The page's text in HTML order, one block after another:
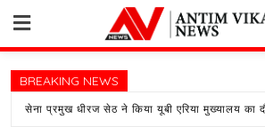
content
BREAKING NEWS
सेना प्रमुख धीरज सेठ ने किया यूबी एरिया मुख्यालय का